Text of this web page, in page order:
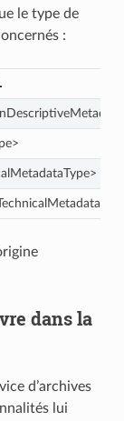
le type de
:
dans la
d’archives
lui